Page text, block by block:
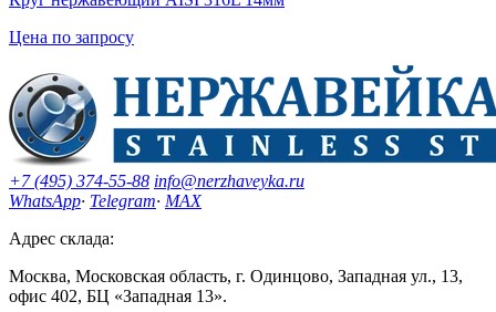
Цена по запросу
+7 (495) 374-55-88 info@nerzhaveyka.ru
WhatsApp· Telegram· MAX
Адрес склада:
Москва, Московская область, г. Одинцово, Западная ул., 13,
офис 402, БЦ «Западная 13».